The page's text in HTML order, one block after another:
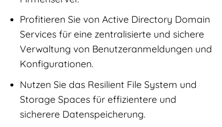
Profitieren Sie von Active Directory Domain
Services für eine zentralisierte und sichere
Verwaltung von Benutzeranmeldungen und
Konfigurationen.
Nutzen Sie das Resilient File System und
Storage Spaces für effizientere und
sicherere Datenspeicherung.